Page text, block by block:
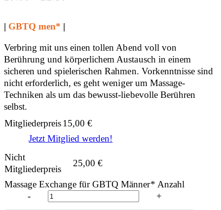
| GBTQ men* |
Verbring mit uns einen tollen Abend voll von
Berührung und körperlichem Austausch in einem
sicheren und spielerischen Rahmen. Vorkenntnisse sind
nicht erforderlich, es geht weniger um Massage-
Techniken als um das bewusst-liebevolle Berühren
selbst.
Mitgliederpreis15,00€
Jetzt Mitglied werden!
Nicht
Mitgliederpreis
25,00€
Massage Exchange für GBTQ Männer* Anzahl
-
+